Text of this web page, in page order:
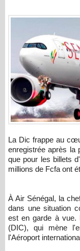
La Dic frappe au cœur d'Air Sénégal. Une première arrestation
enregistrée après la
que pour les billets
millions de Fcfa ont
À Air Sénégal, la
dans une situation
est en garde à vue.
(DIC), qui mène
l'Aéroport